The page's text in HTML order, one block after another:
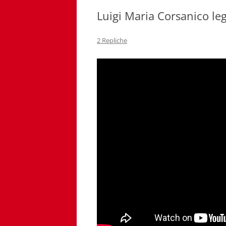
Luigi Maria Corsanico
2 Repliche